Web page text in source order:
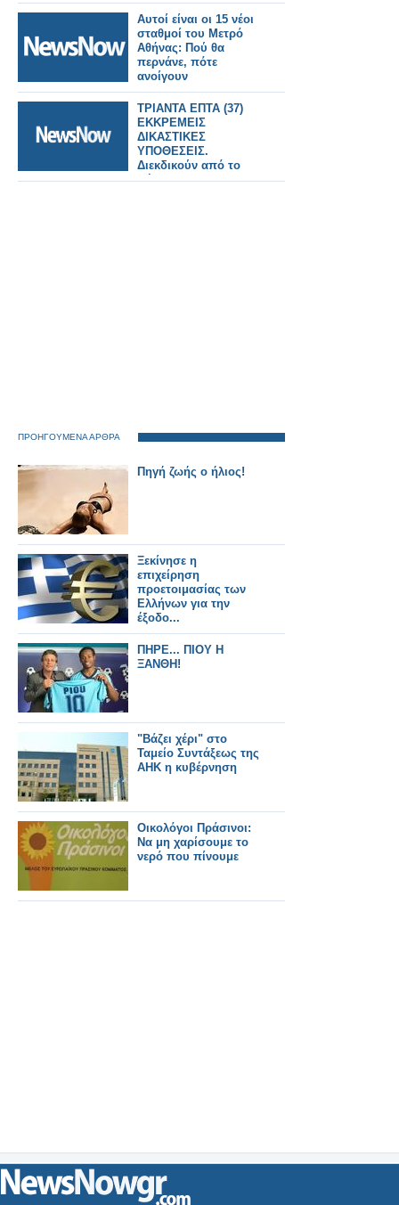
Αυτοί είναι οι 15 νέοι
σταθμοί του Μετρό
Αθήνας: Πού θα
περνάνε, πότε
ανοίγουν
ΤΡΙΑΝΤΑ ΕΠΤΑ (37)
ΕΚΚΡΕΜΕΙΣ
ΔΙΚΑΣΤΙΚΕΣ
ΥΠΟΘΕΣΕΙΣ.
Διεκδικούν από το
Δήμο 1.074.275,51
ΠΡΟΗΓΟΥΜΕΝΑ ΑΡΘΡΑ
Πηγή ζωής ο ήλιος!
Ξεκίνησε η
επιχείρηση
προετοιμασίας των
Ελλήνων για την
έξοδο...
ΠΗΡΕ... ΠΙΟΥ Η
ΞΑΝΘΗ!
"Βάζει χέρι" στο
Ταμείο Συντάξεως της
ΑΗΚ η κυβέρνηση
Οικολόγοι Πράσινοι:
Να μη χαρίσουμε το
νερό που πίνουμε